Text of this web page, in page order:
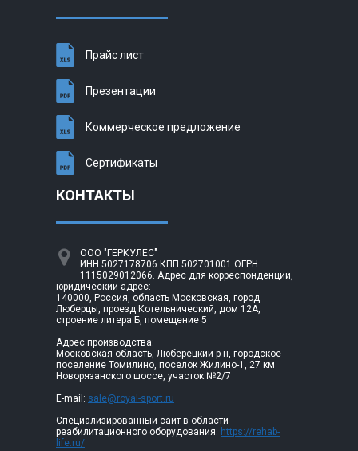
Прайс лист
Презентации
Коммерческое предложение
Сертификаты
КОНТАКТЫ
ООО "ГЕРКУЛЕС"
ИНН 5027178706 КПП 502701001 ОГРН
1115029012066. Адрес для корреспонденции,
юридический адрес:
140000, Россия, область Московская, город
Люберцы, проезд Котельнический, дом 12А,
строение литера Б, помещение 5
Адрес производства:
Московская область, Люберецкий р-н, городское
поселение Томилино, поселок Жилино-1, 27 км
Новорязанского шоссе, участок №2/7
E-mail: sale@royal-sport.ru
Специализированный сайт в области
реабилитационного оборудования: https://rehab-
life.ru/